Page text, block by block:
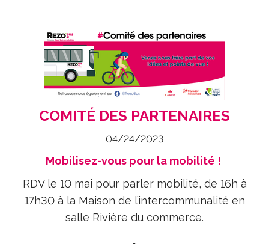
COMITÉ DES PARTENAIRES
04/24/2023
Mobilisez-vous pour la mobilité !
RDV le 10 mai pour parler mobilité, de 16h à
17h30 à la Maison de l’intercommunalité en
salle Rivière du commerce.
…